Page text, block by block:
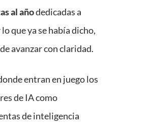
al añodedicadas a
que ya se había dicho,
avanzar con claridad.
entran en juego los
de IA como
de inteligencia